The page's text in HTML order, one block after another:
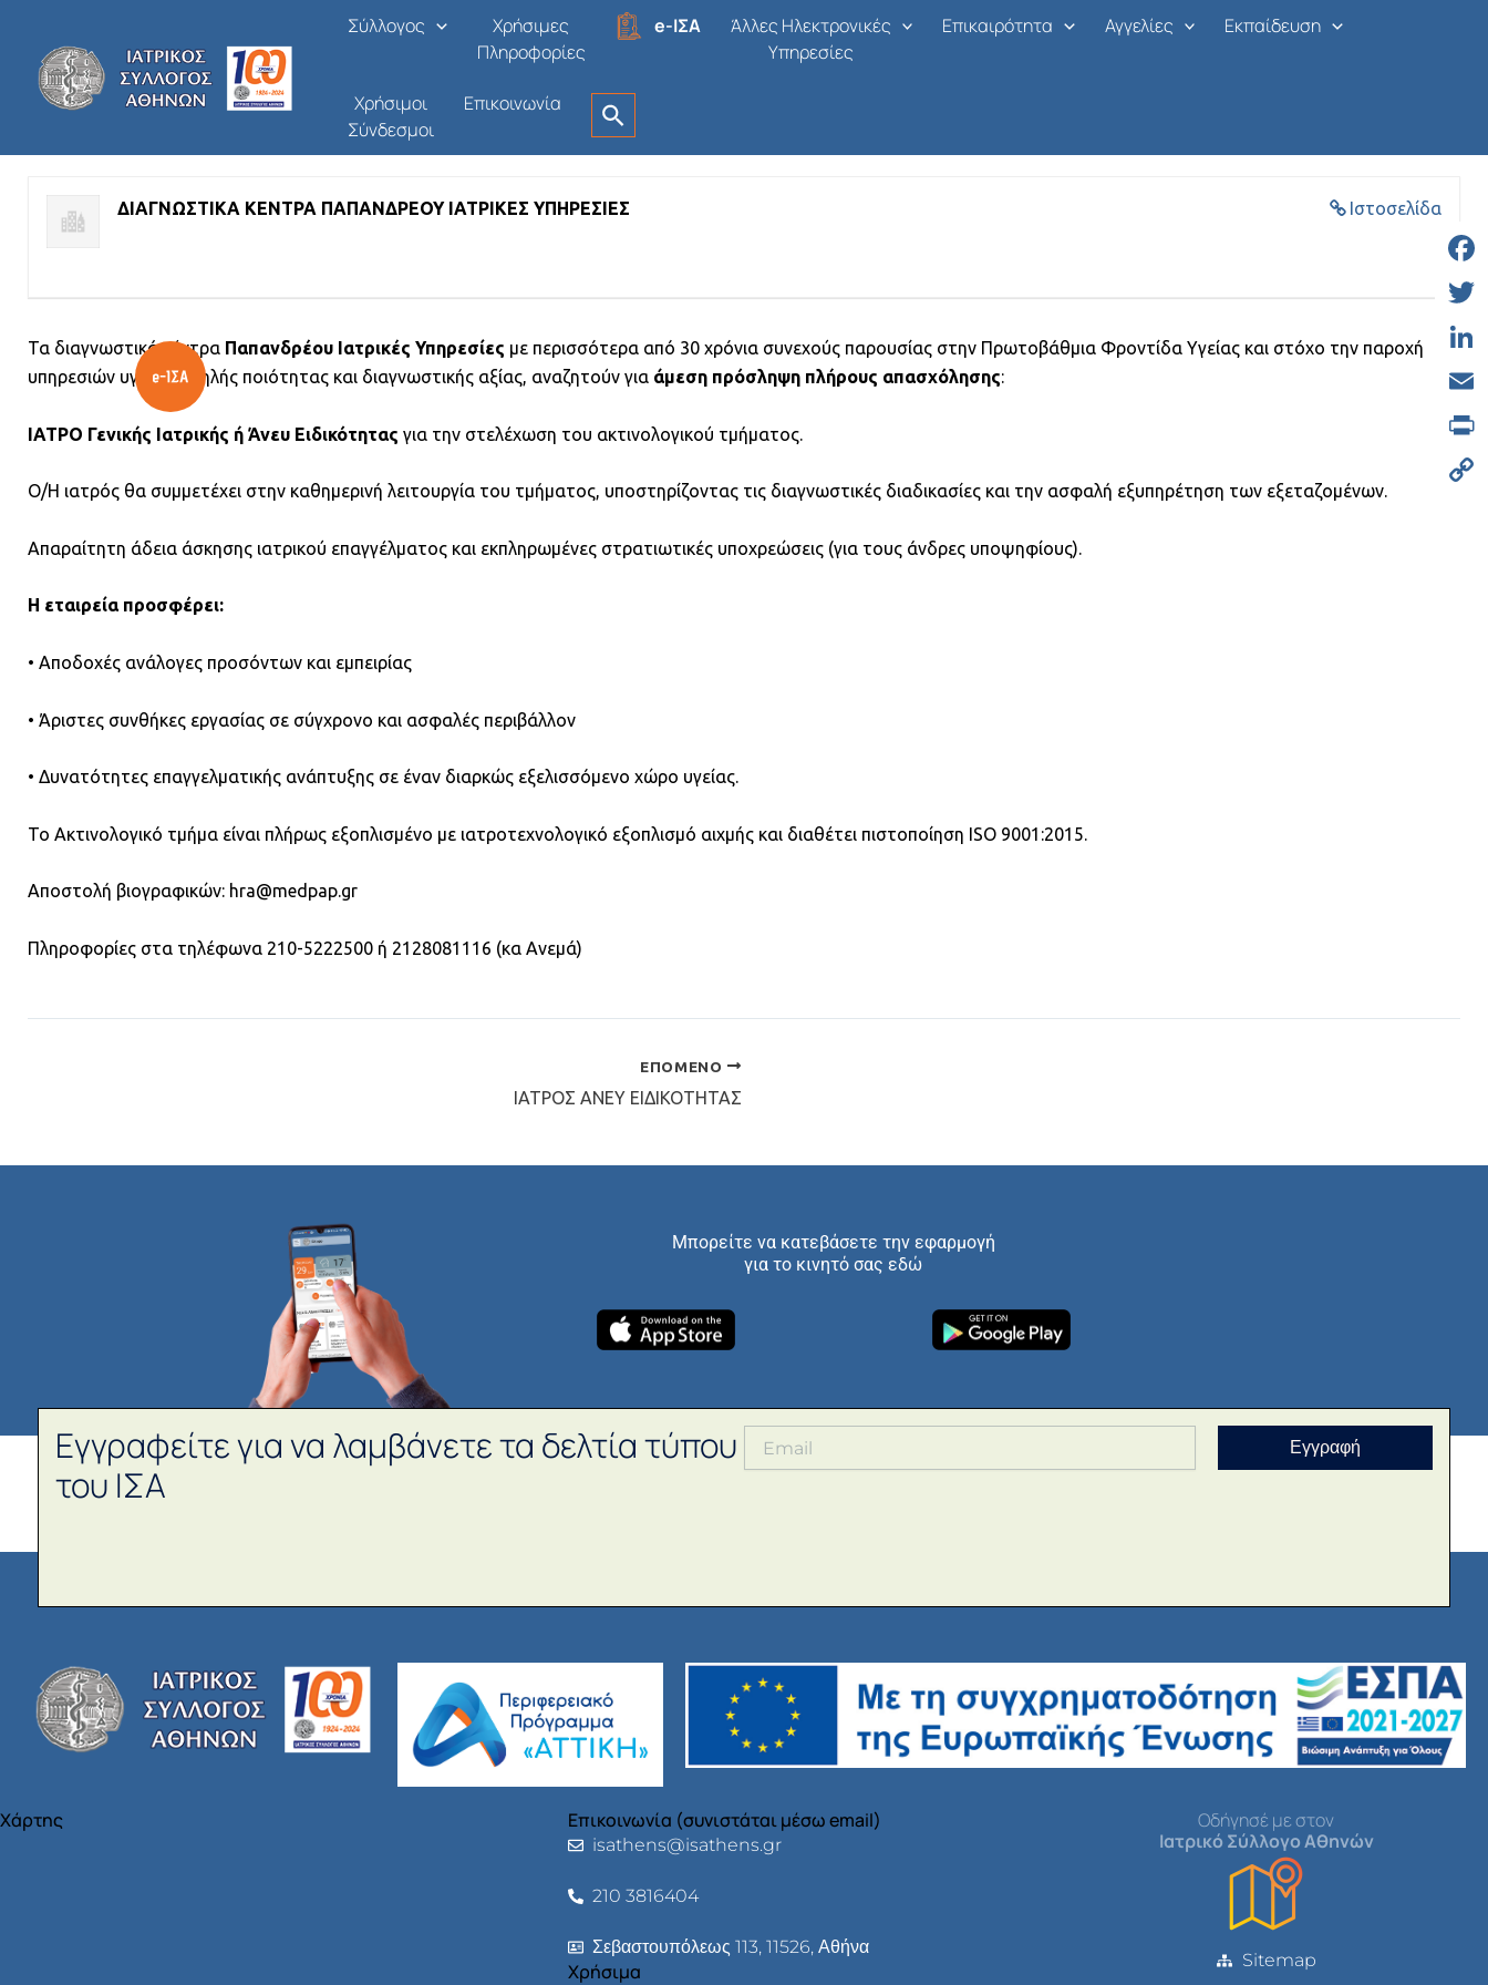
περιεχόμενο
Σύλλογος
Χρήσιμες
Πληροφορίες
e-ΙΣΑ
Άλλες Ηλεκτρονικές
Υπηρεσίες
Επικαιρότητα Αγγελίες Εκπαίδευση
Χρήσιμοι
Σύνδεσμοι
Επικοινωνία
Ιατρός Άνευ Ειδικότητας
Από/29/05/2026
ΑΠΑΣΧΟΛΗΣΗ - ΖΗΤΗΣΗ ΙΑΤΡΙΚΟΥ ΠΡΟΣΩΠΙΚΟΥ 1η ΥΠΕ - Αττικής
Ιστοσελίδα
ΔΙΑΓΝΩΣΤΙΚΑ ΚΕΝΤΡΑ ΠΑΠΑΝΔΡΕΟΥ ΙΑΤΡΙΚΕΣ ΥΠΗΡΕΣΙΕΣ
Τα διαγνωστικά κέντρα Παπανδρέου Ιατρικές Υπηρεσίες με περισσότερα από 30 χρόνια συνεχούς παρουσίας στην Πρωτοβάθμια Φροντίδα Υγείας και στόχο την παροχή
υπηρεσιών υγείας υψηλής ποιότητας και διαγνωστικής αξίας, αναζητούν για άμεση πρόσληψη πλήρους απασχόλησης:
ΙΑΤΡΟ Γενικής Ιατρικής ή Άνευ Ειδικότητας για την στελέχωση του ακτινολογικού τμήματος.
Ο/Η ιατρός θα συμμετέχει στην καθημερινή λειτουργία του τμήματος, υποστηρίζοντας τις διαγνωστικές διαδικασίες και την ασφαλή εξυπηρέτηση των εξεταζομένων.
Απαραίτητη άδεια άσκησης ιατρικού επαγγέλματος και εκπληρωμένες στρατιωτικές υποχρεώσεις (για τους άνδρες υποψηφίους).
Η εταιρεία προσφέρει:
• Αποδοχές ανάλογες προσόντων και εμπειρίας
• Άριστες συνθήκες εργασίας σε σύγχρονο και ασφαλές περιβάλλον
• Δυνατότητες επαγγελματικής ανάπτυξης σε έναν διαρκώς εξελισσόμενο χώρο υγείας.
Το Ακτινολογικό τμήμα είναι πλήρως εξοπλισμένο με ιατροτεχνολογικό εξοπλισμό αιχμής και διαθέτει πιστοποίηση ISO 9001:2015.
Αποστολή βιογραφικών: hra@medpap.gr
Πληροφορίες στα τηλέφωνα 210-5222500 ή 2128081116 (κα Ανεμά)
ΕΠΌΜΕΝΟ
ΙΑΤΡΟΣ ΑΝΕΥ ΕΙΔΙΚΟΤΗΤΑΣ
Μπορείτε να κατεβάσετε την εφαρμογή
για το κινητό σας εδώ
Εγγραφείτε για να λαμβάνετε τα δελτία τύπου
του ΙΣΑ
Εγγραφή
Χάρτης Επικοινωνία (συνιστάται μέσω email)
isathens@isathens.gr
210 3816404
Σεβαστουπόλεως 113, 11526, Αθήνα
Χρήσιμα
Οδήγησέ με στον
Ιατρικό Σύλλογο Αθηνών
Sitemap
Email
Print